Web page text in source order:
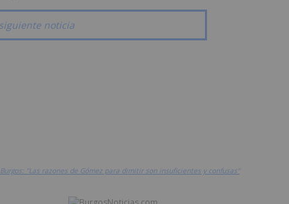
noticia
"Las razones de Gómez para dimitir son insuficientes y confusas"